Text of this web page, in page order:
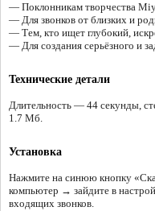
— Поклонникам творчества
— Для звонков от близких и
— Тем, кто ищет глубокий,
— Для создания серьёзного и
Технические детали
Длительность — 44 секунды,
1.7 Мб.
Установка
Нажмите на синюю кнопку
компьютер → зайдите в
входящих звонков.